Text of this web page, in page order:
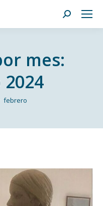
Buscar:
mes:
febrero